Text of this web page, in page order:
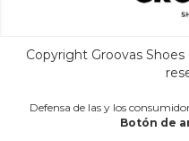
Copyright Groovas Shoes
Defensa de las y los
Botón de